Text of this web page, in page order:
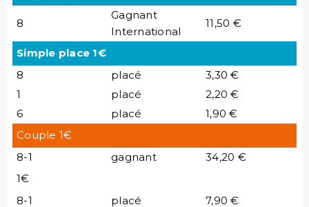
8
Gagnant
International
11,50 €
Simple place 1€
8
placé
3,30 €
1
placé
2,20 €
6
placé
1,90 €
Couple 1€
8-1
gagnant
34,20 €
1€
8-1
placé 7,90 €